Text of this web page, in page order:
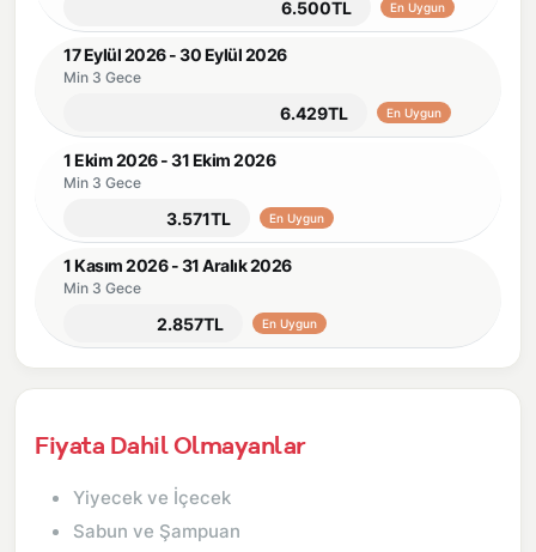
6.500TL En Uygun
17 Eylül 2026 - 30 Eylül 2026
Min 3 Gece
6.429TL En Uygun
1 Ekim 2026 - 31 Ekim 2026
Min 3 Gece
3.571TL En Uygun
1 Kasım 2026 - 31 Aralık 2026
Min 3 Gece
2.857TL En Uygun
Fiyata Dahil Olmayanlar
Yiyecek ve İçecek
Sabun ve Şampuan